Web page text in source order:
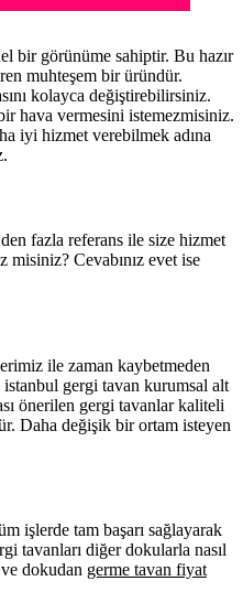
bir görünüme sahiptir. Bu hazır
muhteşem bir üründür.
kolayca değiştirebilirsiniz.
hava vermesini istemezmisiniz.
iyi hizmet verebilmek adına
fazla referans ile size hizmet
Cevabınız evet ise
ile zaman kaybetmeden
istanbul gergi tavan kurumsal alt
önerilen gergi tavanlar kaliteli
Daha değişik bir ortam isteyen
işlerde tam başarı sağlayarak
tavanları diğer dokularla nasıl
dokudan germe tavan fiyat